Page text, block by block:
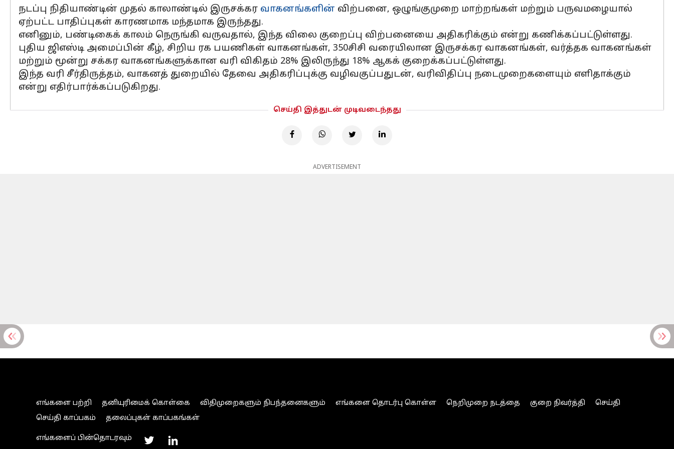
நடப்பு நிதியாண்டின் முதல் காலாண்டில் இருசக்கர வாகனங்களின் விற்பனை, ஒழுங்குமுறை மாற்றங்கள் மற்றும் பருவமழையால்
ஏற்பட்ட பாதிப்புகள் காரணமாக மந்தமாக இருந்தது.
எனினும், பண்டிகைக் காலம் நெருங்கி வருவதால், இந்த விலை குறைப்பு விற்பனையை அதிகரிக்கும் என்று கணிக்கப்பட்டுள்ளது.
புதிய ஜிஎஸ்டி அமைப்பின் கீழ், சிறிய ரக பயணிகள் வாகனங்கள், 350சிசி வரையிலான இருசக்கர வாகனங்கள், வர்த்தக வாகனங்கள்
மற்றும் மூன்று சக்கர வாகனங்களுக்கான வரி விகிதம் 28% இலிருந்து 18% ஆகக் குறைக்கப்பட்டுள்ளது.
இந்த வரி சீர்திருத்தம், வாகனத் துறையில் தேவை அதிகரிப்புக்கு வழிவகுப்பதுடன், வரிவிதிப்பு நடைமுறைகளையும் எளிதாக்கும்
என்று எதிர்பார்க்கப்படுகிறது.
செய்தி இத்துடன் முடிவடைந்தது
ADVERTISEMENT
எங்களை பற்றி தனியுரிமைக் கொள்கை விதிமுறைகளும் நிபந்தனைகளும் எங்களை தொடர்பு கொள்ள நெறிமுறை நடத்தை குறை நிவர்த்தி
செய்தி
செய்தி காப்பகம்
தலைப்புகள் காப்பகங்கள்
எங்களைப் பின்தொடரவும்